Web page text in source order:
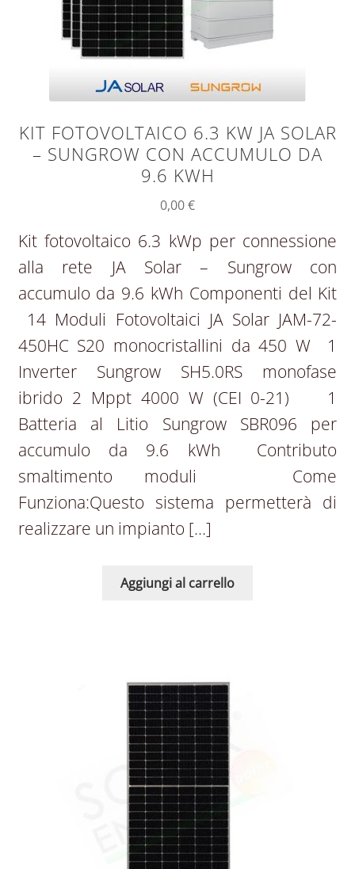
KIT FOTOVOLTAICO 6.3 KW JA SOLAR
– SUNGROW CON ACCUMULO DA
9.6 KWH
0,00€
Kit fotovoltaico 6.3 kWp per connessione
alla rete JA Solar – Sungrow con
accumulo da 9.6 kWh Componenti del Kit
14 Moduli Fotovoltaici JA Solar JAM-72-
450HC S20 monocristallini da 450 W 1
Inverter Sungrow SH5.0RS monofase
ibrido 2 Mppt 4000 W (CEI 0-21) 1
Batteria al Litio Sungrow SBR096 per
accumulo da 9.6 kWh Contributo
smaltimento moduli Come
Funziona:Questo sistema permetterà di
realizzare un impianto […]
Aggiungi al carrello